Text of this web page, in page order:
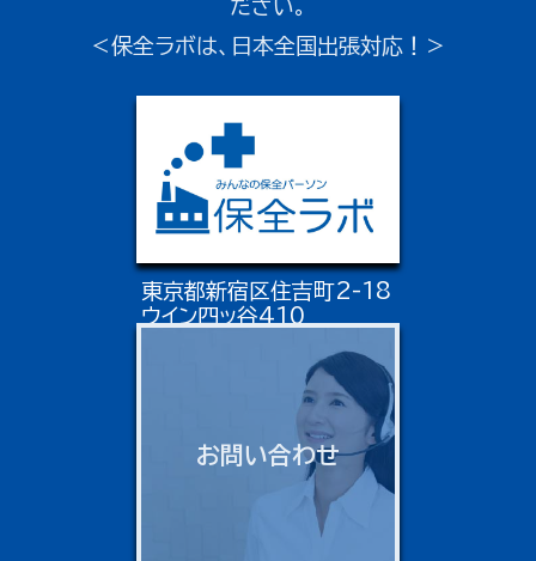
ださい。
＜保全ラボは、日本全国出張対応！＞
東京都新宿区住吉町2-18
ウイン四ッ谷410
お問い合わせ